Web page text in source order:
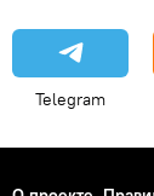
Telegram